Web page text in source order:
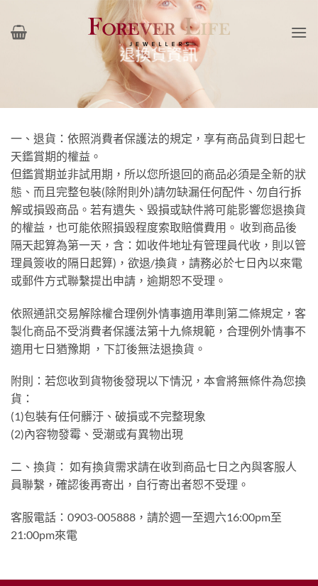
content
退換貨資訊
一、退貨：依照消費者保護法的規定，享有商品貨到日起七
天鑑賞期的權益。
但鑑賞期並非試用期，所以您所退回的商品必須是全新的狀
態、而且完整包裝(除附則外)請勿缺漏任何配件、勿自行拆
解或損毀商品。若有遺失、毀損或缺件將可能影響您退換貨
的權益，也可能依照損毀程度索取賠償費用。 收到商品後
隔天起算為第一天，含：如收件地址有管理員代收，則以管
理員簽收的隔日起算)，欲退/換貨，請務必於七日內以來電
或郵件方式聯繫提出申請，逾期恕不受理。
依照通訊交易解除權合理例外情事適用準則第二條規定，客
製化商品不受消費者保護法第十九條規範，合理例外情事不
適用七日猶豫期 ，下訂後無法退換貨。
附則：若您收到貨物後發現以下情況，本會將無條件為您換
貨：
(1)包裝有任何髒汙、破損或不完整現象
(2)內容物發霉、受潮或有異物出現
二、換貨： 如有換貨需求請在收到商品七日之內與客服人
員聯繫，確認後再寄出，自行寄出者恕不受理。
客服電話：0903-005888，請於週一至週六16:00pm至
21:00pm來電